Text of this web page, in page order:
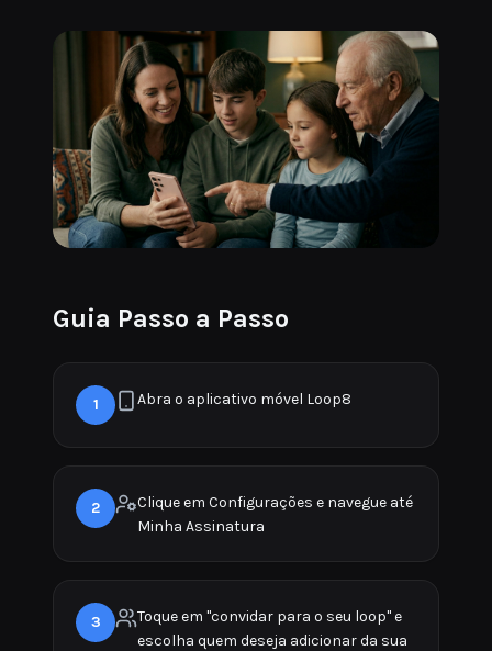
Guia Passo a Passo
1 Abra o aplicativo móvel Loop8
2
Clique em Configurações e navegue até
Minha Assinatura
3
Toque em "convidar para o seu loop" e
escolha quem deseja adicionar da sua